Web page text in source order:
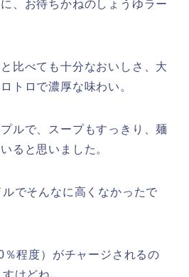
、お待ちかねのしょうゆラー
比べても十分なおいしさ、大
トロで濃厚な味わい。
ルで、スープもすっきり、麺
ると思いました。
でそんなに高くなかったで
程度）がチャージされるの
けどね。